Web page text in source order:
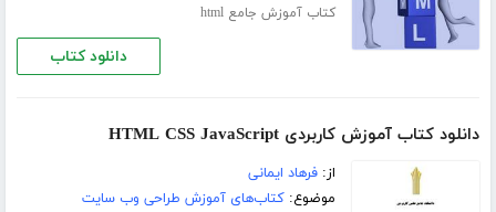
کتاب آموزش جامع html
دانلود کتاب
دانلود کتاب آموزش کاربردی HTML CSS JavaScript
از:فرهاد ایمانی
موضوع:کتاب‌های آموزش طراحی وب سایت